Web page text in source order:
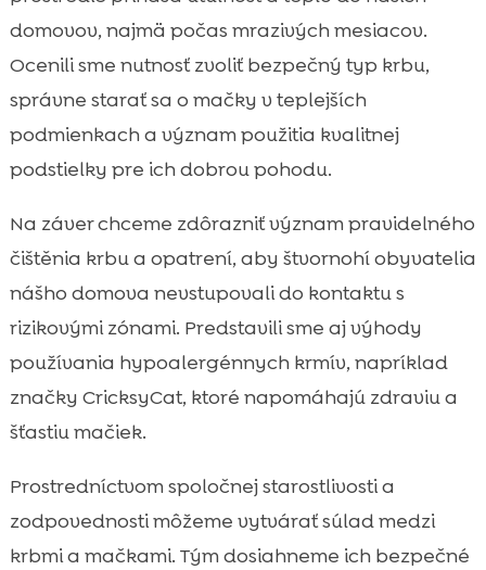
domovov, najmä počas mrazivých mesiacov.
Ocenili sme nutnosť zvoliť bezpečný typ krbu,
správne starať sa o mačky v teplejších
podmienkach a význam použitia kvalitnej
podstielky pre ich dobrou pohodu.
Na záver chceme zdôrazniť význam pravidelného
čištěnia krbu a opatrení, aby štvornohí obyvatelia
nášho domova nevstupovali do kontaktu s
rizikovými zónami. Predstavili sme aj výhody
používania hypoalergénnych krmív, napríklad
značky CricksyCat, ktoré napomáhajú zdraviu a
šťastiu mačiek.
Prostredníctvom spoločnej starostlivosti a
zodpovednosti môžeme vytvárať súlad medzi
krbmi a mačkami. Tým dosiahneme ich bezpečné